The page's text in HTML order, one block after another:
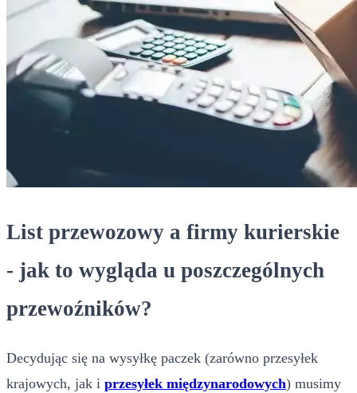
List przewozowy a firmy kurierskie
- jak to wygląda u poszczególnych
przewoźników?
Decydując się na wysyłkę paczek (zarówno przesyłek
krajowych, jak i przesyłek międzynarodowych) musimy